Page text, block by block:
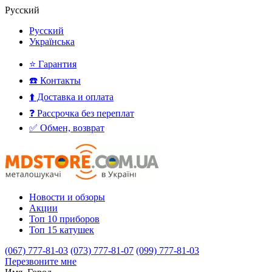
Русский
Русский
Українська
⭐ Гарантия
☎️ Контакты
⬆️ Доставка и оплата
❓ Рассрочка без переплат
✅ Обмен, возврат
Новости и обзоры
Акции
Топ 10 приборов
Топ 15 катушек
(067) 777-81-03 (073) 777-81-07 (099) 777-81-03
Перезвоните мне